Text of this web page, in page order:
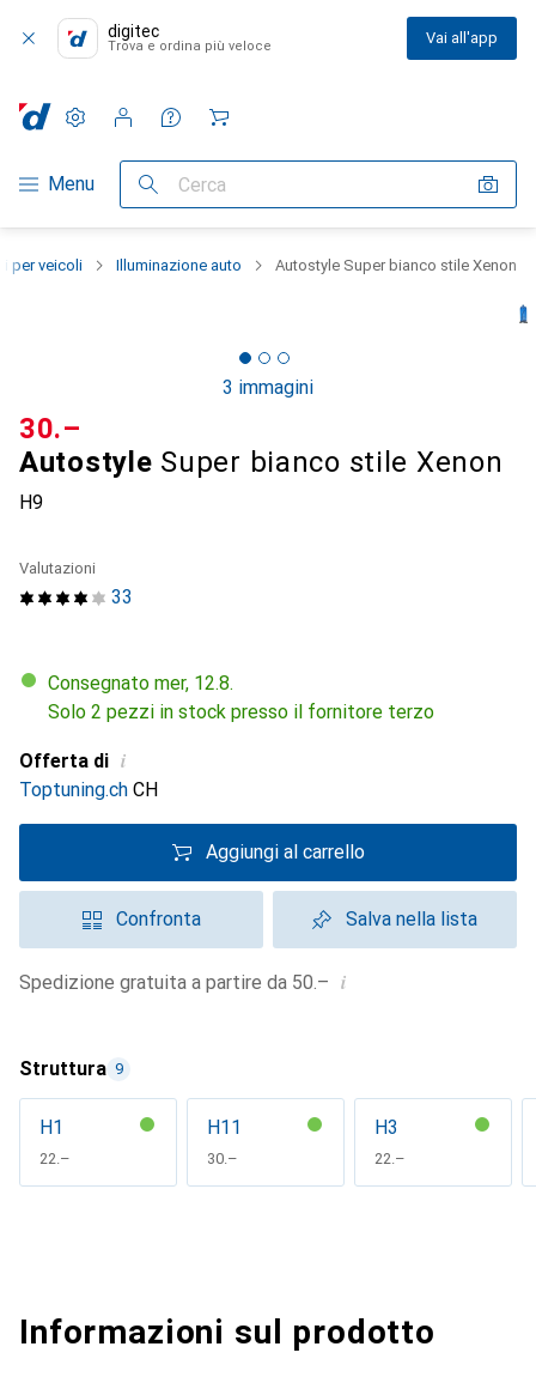
digitec
Trova e ordina più veloce Vai all'app
Categoria Navigazione
Menu Cerca
Impostazioni
Conto cliente
Liste di confronto
Liste dei desideri
Carrello
per veicoli Illuminazione auto Autostyle Super bianco stile Xenon
3 immagini
Autostyle Super bianco stile Xenon
H9
CHF
30.–
33
Valutazioni
Consegnato mer, 12.8.
Solo 2 pezzi in stock presso il fornitore terzo
Offerta di i
Toptuning.ch CH
Aggiungi al carrello
Confronta Salva nella lista
Spedizione gratuita a partire da 50.– i
Struttura 9
H1
CHF
22.–
H11
CHF
30.–
H3
CHF
22.–
Informazioni sul prodotto